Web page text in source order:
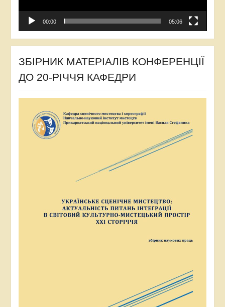
00:00 05:06
ЗБІРНИК МАТЕРІАЛІВ КОНФЕРЕНЦІЇ
ДО 20-РІЧЧЯ КАФЕДРИ